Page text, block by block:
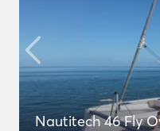
Nautitech 46 Fly